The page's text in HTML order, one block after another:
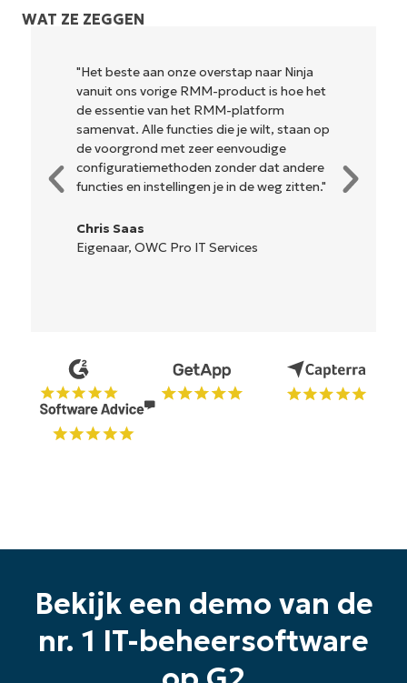
WAT ZE ZEGGEN
aan onze overstap naar Ninja
vorige RMM-product is hoe het
van het RMM-platform
Alle functies die je wilt, staan op
met zeer eenvoudige
zonder dat andere
instellingen je in de weg zitten."
Pro IT Services
"NinjaOne is
en combineert
ingewikkelde
hulpmiddelen zijn
gemakkelijk te
Bekijk een demo van de
nr. 1 IT-beheersoftware